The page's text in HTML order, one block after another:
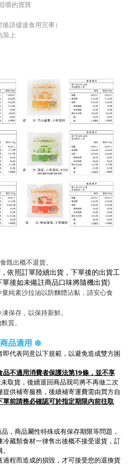
嚼的寶寶
請儘速食用完畢）
裝上
既出概不退貨。
依照訂單陸續出貨，下單後的出貨工
後如未備註商品口味將隨機出貨)
純素沙拉油以防麵體沾黏，請安心食
保存，以保持新鮮。
質。
品適用 ❄️
代表同意以下規範，以避免造成雙方困
品不適用消費者保護法第19條，並不享
取貨，後續退回商品我司將不再做二次
供補寄服務，後續補寄運費需由買方自
單前請務必確認可於指定期限內前往取
，商品屬性特殊或有保存期限等問題，
藏類食材一律售出後概不接受退貨，訂
過程而造成的損毀，才可接受您的退換貨